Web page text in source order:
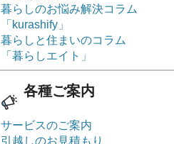
暮らしのお悩み解決コラム
「kurashify」
暮らしと住まいのコラム
「暮らしエイト」
各種ご案内
サービスのご案内
引越しのお見積もり